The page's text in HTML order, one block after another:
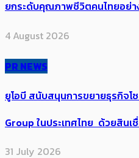
ยกระดับคุณภาพชีวิตคนไทยอย่า
4 August 2026
PR NEWS
ยูโอบี สนับสนุนการขยายธุรกิจ
Group ในประเทศไทย ด้วยสินเ
31 July 2026